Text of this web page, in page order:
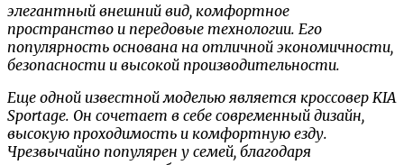
элегантный внешний вид, комфортное
пространство и передовые технологии. Его
популярность основана на отличной экономичности,
безопасности и высокой производительности.
Еще одной известной моделью является кроссовер KIA
Sportage. Он сочетает в себе современный дизайн,
высокую проходимость и комфортную езду.
Чрезвычайно популярен у семей, благодаря